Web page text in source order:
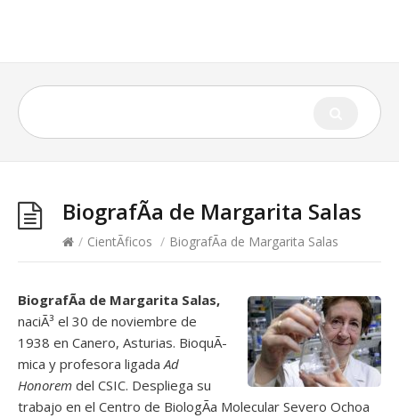
BiografÃ­a de Margarita Salas
/ CientÃ­ficos / BiografÃ­a de Margarita Salas
BiografÃ­a de Margarita Salas,
naciÃ³ el 30 de noviembre de
1938 en Canero, Asturias. BioquÃ­
mica y profesora ligadaAd
Honorem del CSIC. Despliega su
trabajo en el Centro de BiologÃ­a Molecular Severo Ochoa